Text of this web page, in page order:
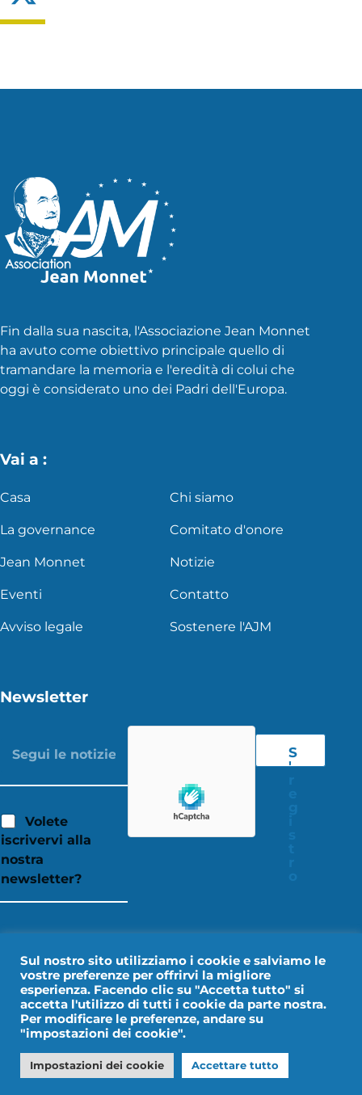
Fin dalla sua nascita, l'Associazione Jean Monnet
ha avuto come obiettivo principale quello di
tramandare la memoria e l'eredità di colui che
oggi è considerato uno dei Padri dell'Europa.
Vai a :
Casa Chi siamo
La governance Comitato d'onore
Jean Monnet Notizie
Eventi Contatto
Avviso legale Sostenere l'AJM
Newsletter
Volete
iscrivervi alla
nostra
newsletter?
S
'
Avviso legale
Dati personali
Design by IMPALA
Sul nostro sito utilizziamo i cookie e salviamo le
vostre preferenze per offrirvi la migliore
esperienza. Facendo clic su "Accetta tutto" si
accetta l'utilizzo di tutti i cookie da parte nostra.
Per modificare le preferenze, andare su
"impostazioni dei cookie".
Impostazioni dei cookie Accettare tutto